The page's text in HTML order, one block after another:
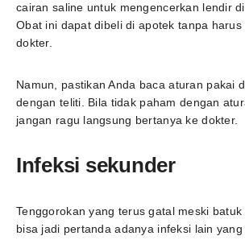
cairan saline untuk mengencerkan lendir
Obat ini dapat dibeli di apotek tanpa
dokter.
Namun, pastikan Anda baca aturan pakai
dengan teliti. Bila tidak paham dengan
jangan ragu langsung bertanya ke dokter.
Infeksi sekunder
Tenggorokan yang terus gatal meski
bisa jadi pertanda adanya infeksi lain yang